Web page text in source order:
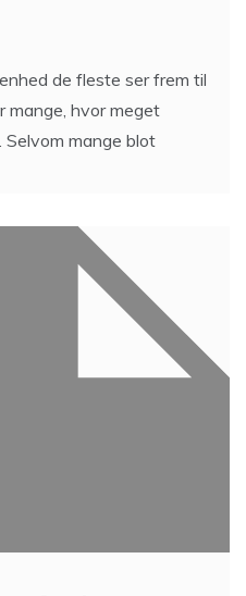
de fleste ser frem til
mange, hvor meget
mange blot